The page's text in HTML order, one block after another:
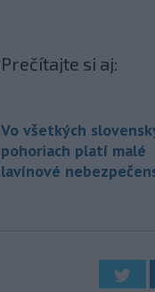
Prečítajte si aj:
Vo všetkých
pohoriach platí malé
lavínové